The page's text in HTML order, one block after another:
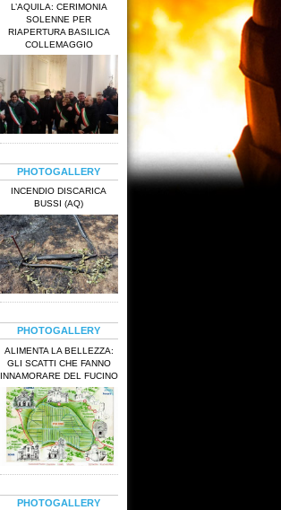
L’AQUILA: CERIMONIA
SOLENNE PER
RIAPERTURA BASILICA
COLLEMAGGIO
PHOTOGALLERY
INCENDIO DISCARICA
BUSSI (AQ)
PHOTOGALLERY
ALIMENTA LA BELLEZZA:
GLI SCATTI CHE FANNO
INNAMORARE DEL FUCINO
PHOTOGALLERY